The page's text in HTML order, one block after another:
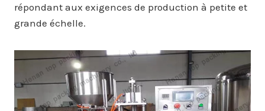
répondant aux exigences de production à petite et
grande échelle.